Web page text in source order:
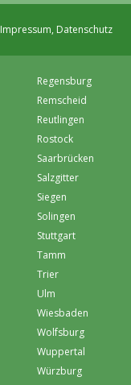
Impressum, Datenschutz
Regensburg
Remscheid
Reutlingen
Rostock
Saarbrücken
Salzgitter
Siegen
Solingen
Stuttgart
Tamm
Trier
Ulm
Wiesbaden
Wolfsburg
Wuppertal
Würzburg